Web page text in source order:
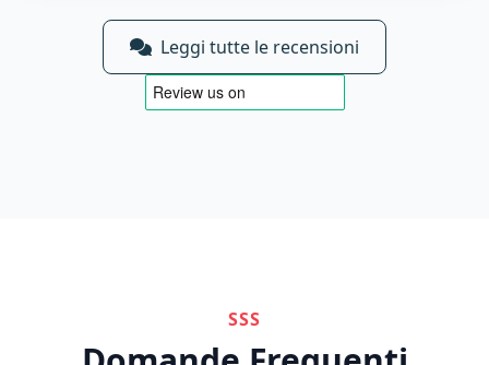
Leggi tutte le recensioni
SSS